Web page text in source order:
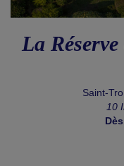
La
Saint-
10